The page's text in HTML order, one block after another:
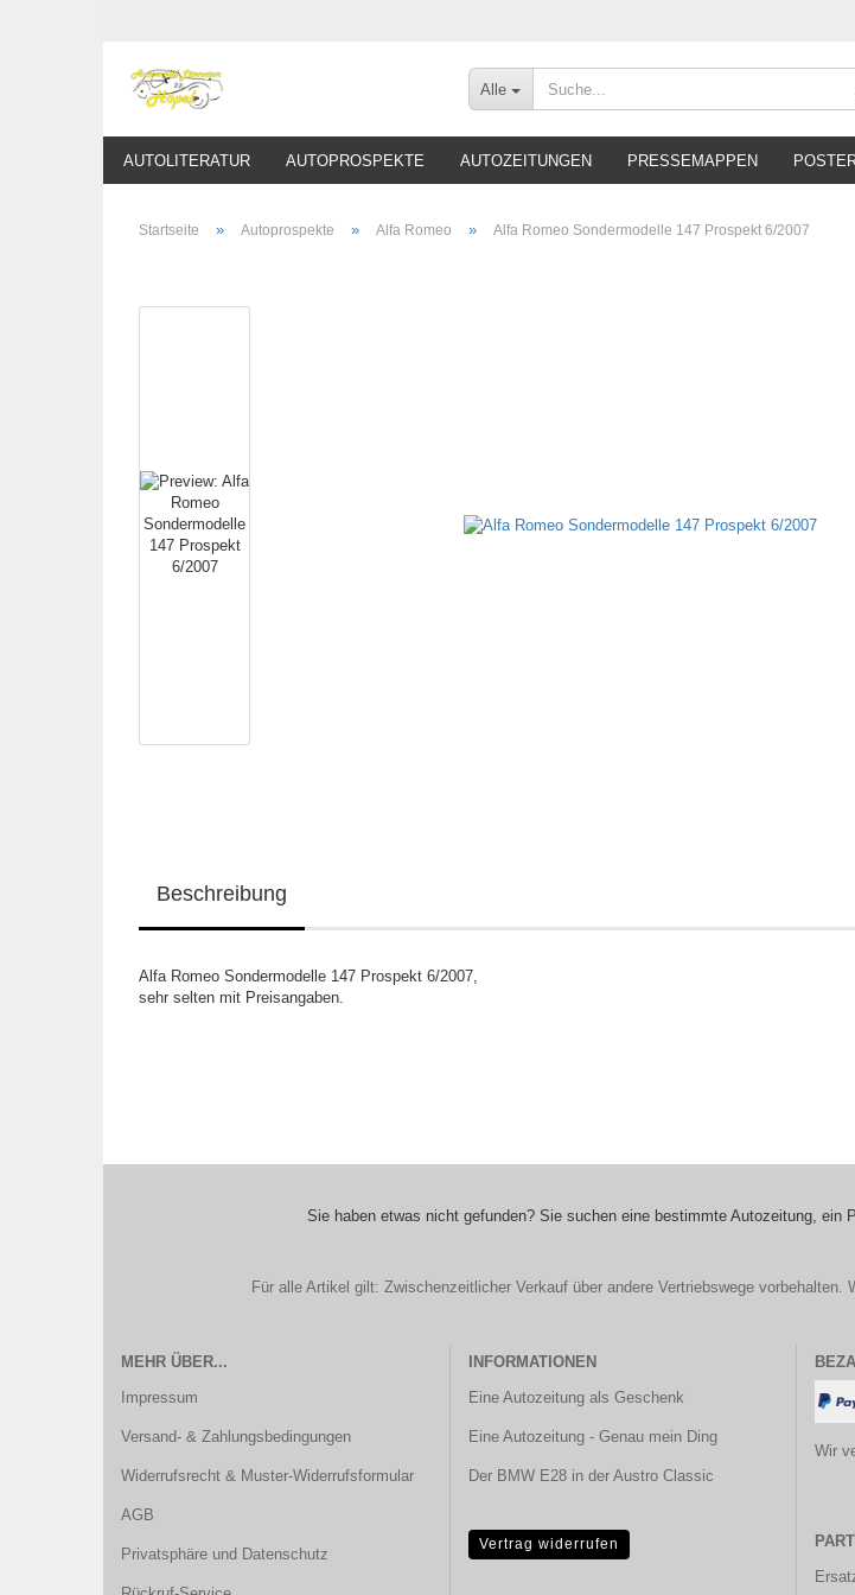
Alle
AUTOLITERATUR AUTOPROSPEKTE AUTOZEITUNGEN PRESSEMAPPEN
Startseite » Autoprospekte » Alfa Romeo » Alfa Romeo Sondermodelle 147 Prospekt 6/2007
Beschreibung
Alfa Romeo Sondermodelle 147 Prospekt 6/2007,
sehr selten mit Preisangaben.
Sie haben etwas nicht gefunden? Sie suchen eine bestimmte Autozeitung, ein
Für alle Artikel gilt: Zwischenzeitlicher Verkauf über andere Vertriebswege
MEHR ÜBER...
Impressum
Versand- & Zahlungsbedingungen
Widerrufsrecht & Muster-Widerrufsformular
AGB
Privatsphäre und Datenschutz
INFORMATIONEN
Eine Autozeitung als Geschenk
Eine Autozeitung - Genau mein Ding
Der BMW E28 in der Austro Classic
Vertrag widerrufen
Wir